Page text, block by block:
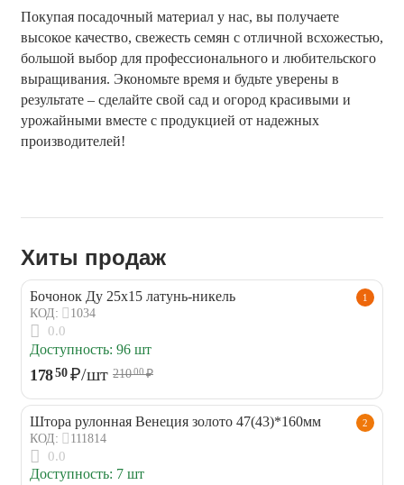
Покупая посадочный материал у нас, вы получаете
высокое качество, свежесть семян с отличной всхожестью,
большой выбор для профессионального и любительского
выращивания. Экономьте время и будьте уверены в
результате – сделайте свой сад и огород красивыми и
урожайными вместе с продукцией от надежных
производителей!
Хиты продаж
1
Бочонок Ду 25х15 латунь-никель
КОД: 1034
0.0
Доступность: 96 шт
17850 ₽/шт 210 00 ₽
2
Штора рулонная Венеция золото 47(43)*160мм
КОД: 111814
0.0
Доступность: 7 шт